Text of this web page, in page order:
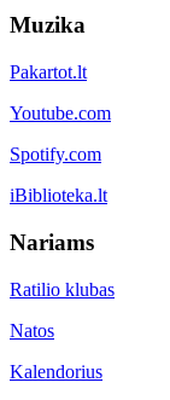
Muzika
Pakartot.lt
Youtube.com
Spotify.com
iBiblioteka.lt
Nariams
Ratilio klubas
Natos
Kalendorius